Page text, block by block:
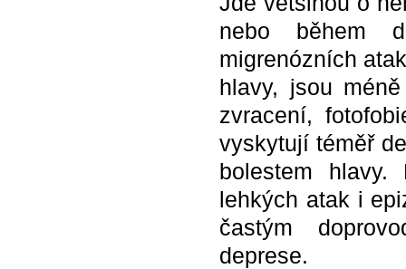
nebo během
migrenózních
hlavy, jsou
zvracení,
vyskytují téměř
bolestem hlavy.
lehkých atak i
častým
deprese.